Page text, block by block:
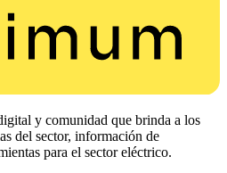
y comunidad que brinda a los
del sector, información de
para el sector eléctrico.